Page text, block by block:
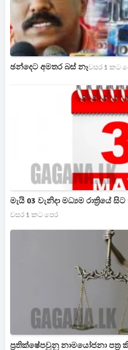
ඡන්දෙට අමතර බස් නෑවසර 1 කට
මැයි 03 වැනිදා මධ්‍යම රාත්‍රියේ
වසර 1 කට පෙර
ප්‍රතික්ෂේපවුනු නාමයෝජනා පත්‍ර